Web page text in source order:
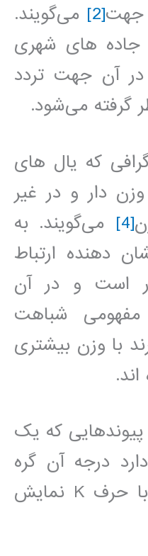
جهت[2]
می‌گویند.
جاده های شهری
آن جهت تردد
گرفته می‌شود.
که یال های
دار و در غیر
[4]
می‌گویند. به
دهنده ارتباط
است و در آن
مفهومی شباهت
با وزن بیشتری
پیوندهایی که یک
درجه آن گره
گفته شده و معمولا با حرف K نمایش